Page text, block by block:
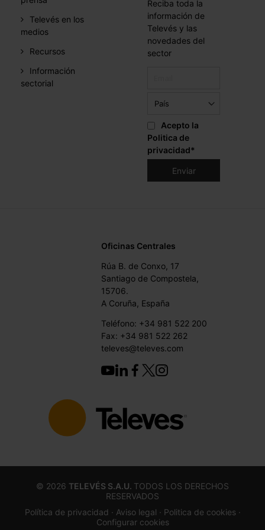
Televés en los
medios
Recursos
Información
sectorial
Reciba toda la
información de
Televés y las
novedades del
sector
Acepto la
Politica de
privacidad*
Oficinas Centrales
Rúa B. de Conxo, 17
Santiago de Compostela,
15706.
A Coruña, España
Teléfono: +34 981 522 200
Fax: +34 981 522 262
televes@televes.com
© 2026 TELEVÉS S.A.U. TODOS LOS DERECHOS
RESERVADOS
Política de privacidad · Aviso legal · Politica de cookies ·
Configurar cookies